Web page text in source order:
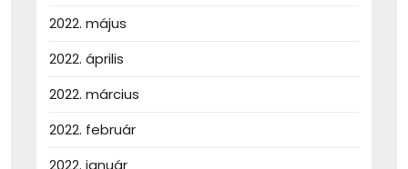
2022. május
2022. április
2022. március
2022. február
2022. január